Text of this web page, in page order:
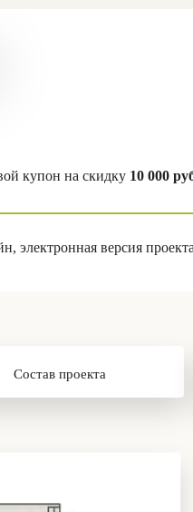
купон на скидку 10 000
электронная версия
Состав проекта